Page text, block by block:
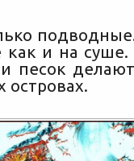
и на суше.
песок
островах.